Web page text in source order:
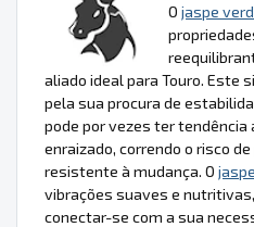
O jaspe
aliado ideal para Touro. Este
pela sua procura de
pode por vezes ter tendência
enraizado, correndo o risco
resistente à mudança. O
vibrações suaves e
conectar-se com a sua